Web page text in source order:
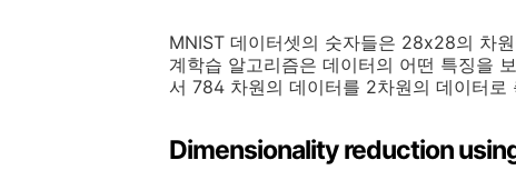
MNIST 데이터셋의 숫자들은 28x28의 차
계학습 알고리즘은 데이터의 어떤 특징을
서 784 차원의 데이터를 2차원의 데이터로
Dimensionality reduction